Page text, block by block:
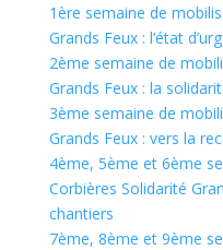
1ère semaine de
Grands Feux : l’état
2ème semaine de
Grands Feux : la
3ème semaine de
Grands Feux : vers la
4ème, 5ème et 6ème
Corbières Solidarité
chantiers
7ème, 8ème et 9ème